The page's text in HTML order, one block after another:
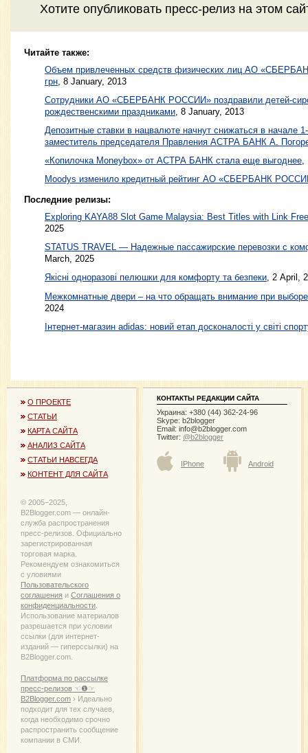
Хотите опубликовать пресс-релизна этом
Читайте также:
Объем привлеченных средств физических лиц АО
грн 8 January, 2013
Сотрудники АО «СБЕРБАНК РОССИИ» поздравили детей-
рождественскими праздниками 8 January, 2013
Депозитные ставки в нацвалюте начнут снижаться в начале
заместитель председателя Правления АСТРА БАНК А.
«Копилочка Moneybox» от АСТРА БАНК стала еще выгоднее,
Moodys изменило кредитный рейтинг АО «СБЕРБАНК
Последние релизы:
Exploring KAYA88 Slot Game Malaysia: Best Titles with Link
2025
STATUS TRAVEL — Надежные пассажирские перевозки с
March, 2025
Якісні одноразові пелюшки для комфорту та безпеки, 2 April,
Межкомнатные двери – на что обращать внимание при
2024
Інтернет-магазин adidas: новий етап досконалості у світі
О ПРОЕКТЕ
СТАТЬИ
КАРТА САЙТА
АНАЛИЗ САЙТА
СТАТЬИ НАВСЕГДА
КОНТЕНТ ДЛЯ САЙТА
© 2005−2025,
B2Blogger.com — онлайн-
служба распространения
пресс-релизов. Официально
зарегистрированная
торговая марка.
Рекомендуем ознакомиться
с уловиями
Пользовательского
соглашения и Соглашения о
конфиденциальности.
Использование материалов
разрешается при условии
ссылки (для интернет-
изданий — гиперссылки) на
B2Blogger.com.
Платформа по рассылке
пресс-релизов ☜❶☞
B2Blogger.com › Идеально
подходит для тех случаев,
когда необходимо срочно
распространить сообщение
компании в СМИ.
КОНТАКТЫ РЕДАКЦИИ САЙТА
Украина: +380 (44) 362-24-96
Skype: b2blogger
Email: info@b2blogger.com
Twitter: @b2blogger
IPhone Android